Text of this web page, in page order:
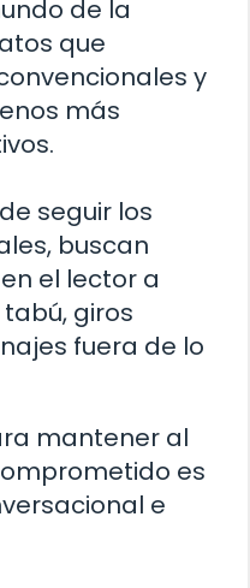
de la
que
y
más
seguir los
buscan
el lector a
giros
fuera de lo
mantener al
es
e